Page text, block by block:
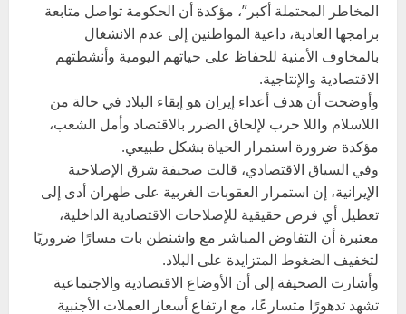
المخاطر المحتملة أكبر”، مؤكدة أن الحكومة تواصل متابعة
برامجها العادية، داعية المواطنين إلى عدم الانشغال
بالمخاوف الأمنية للحفاظ على حياتهم اليومية وأنشطتهم
الاقتصادية والإنتاجية.
وأوضحت أن هدف أعداء إيران هو إبقاء البلاد في حالة من
اللاسلام واللا حرب لإلحاق الضرر بالاقتصاد وأمل الشعب،
مؤكدة ضرورة استمرار الحياة بشكل طبيعي.
وفي السياق الاقتصادي، قالت صحيفة شرق الإصلاحية
الإيرانية، إن استمرار العقوبات الغربية على طهران أدى إلى
تعطيل أي فرص حقيقية للإصلاحات الاقتصادية الداخلية،
معتبرة أن التفاوض المباشر مع واشنطن بات مسارًا ضروريًا
لتخفيف الضغوط المتزايدة على البلاد.
وأشارت الصحيفة إلى أن الأوضاع الاقتصادية والاجتماعية
تشهد تدهورًا متسارعًا، مع ارتفاع أسعار العملات الأجنبية